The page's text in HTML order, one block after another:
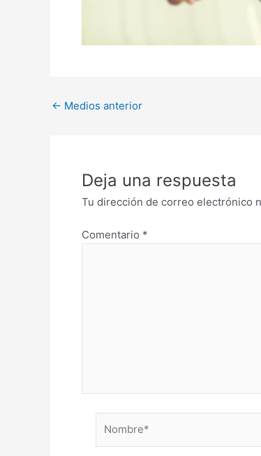
← Medios anterior
Deja una respuesta
Tu dirección de correo electrónico
Comentario *